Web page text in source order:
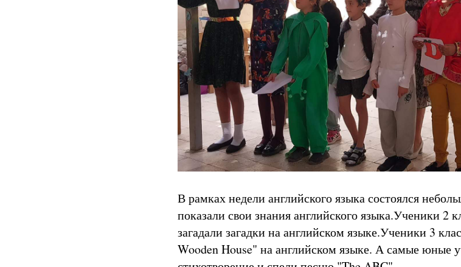
В рамках недели английского языка состоялся
показали свои знания английского языка.Ученики 2
загадали загадки на английском языке.Ученики 3
Wooden House" на английском языке. А самые юные